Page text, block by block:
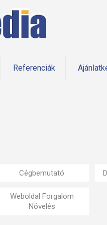
Referenciák
Cégbemutató
Weboldal Forgalom
Növelés